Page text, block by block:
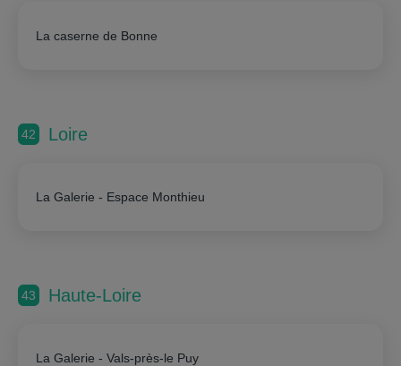
La caserne de Bonne
42 Loire
La Galerie - Espace Monthieu
43 Haute-Loire
La Galerie - Vals-près-le Puy